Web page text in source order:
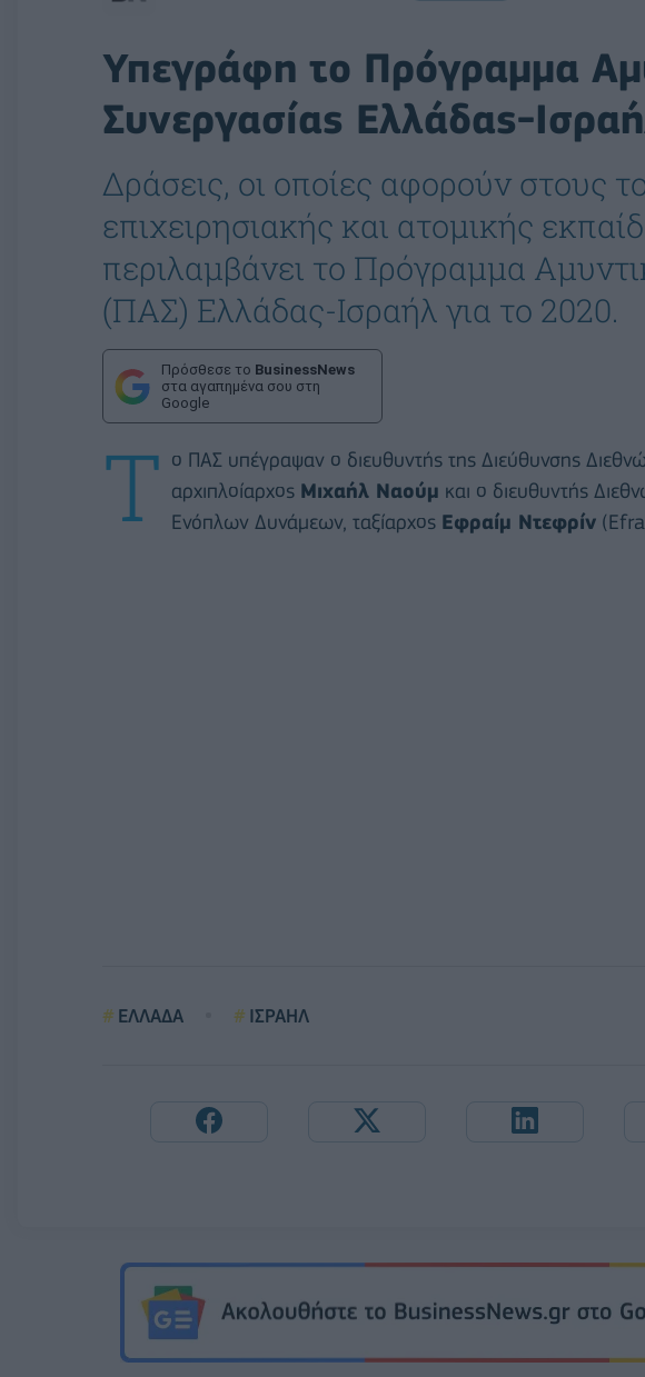
Υπεγράφη το Πρόγραμμα
Συνεργασίας Ελλάδας-
Δράσεις, οι οποίες αφορούν στους
επιχειρησιακής και ατομικής
περιλαμβάνει το Πρόγραμμα
(ΠΑΣ) Ελλάδας-Ισραήλ για το 2020.
Πρόσθεσε το BusinessNews
στα αγαπημένα σου στη
Google
Τ ο ΠΑΣ υπέγραψαν ο διευθυντής της Διεύθυνσης
αρχιπλοίαρχος Μιχαήλ Ναούμ και ο διευθυντής
Ενόπλων Δυνάμεων, ταξίαρχος Εφραίμ Ντεφρίν
ΕΛΛΑΔΑ ΙΣΡΑΗΛ